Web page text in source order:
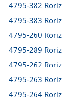
4795-382 Roriz
4795-383 Roriz
4795-260 Roriz
4795-289 Roriz
4795-262 Roriz
4795-263 Roriz
4795-264 Roriz